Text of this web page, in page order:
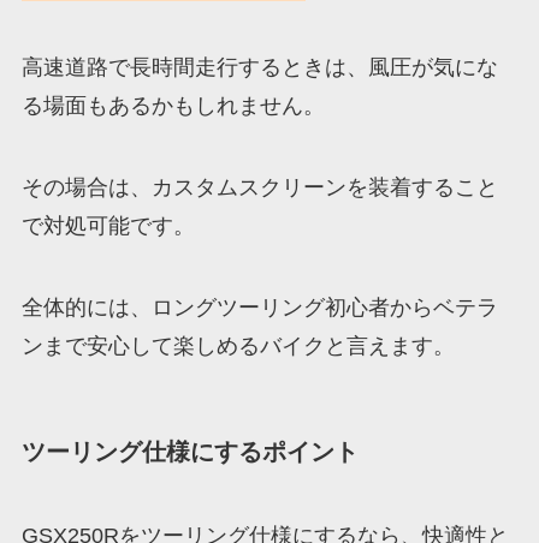
高速道路で長時間走行するときは、風圧が気にな
る場面もあるかもしれません。
その場合は、カスタムスクリーンを装着すること
で対処可能です。
全体的には、ロングツーリング初心者からベテラ
ンまで安心して楽しめるバイクと言えます。
ツーリング仕様にするポイント
GSX250Rをツーリング仕様にするなら、快適性と